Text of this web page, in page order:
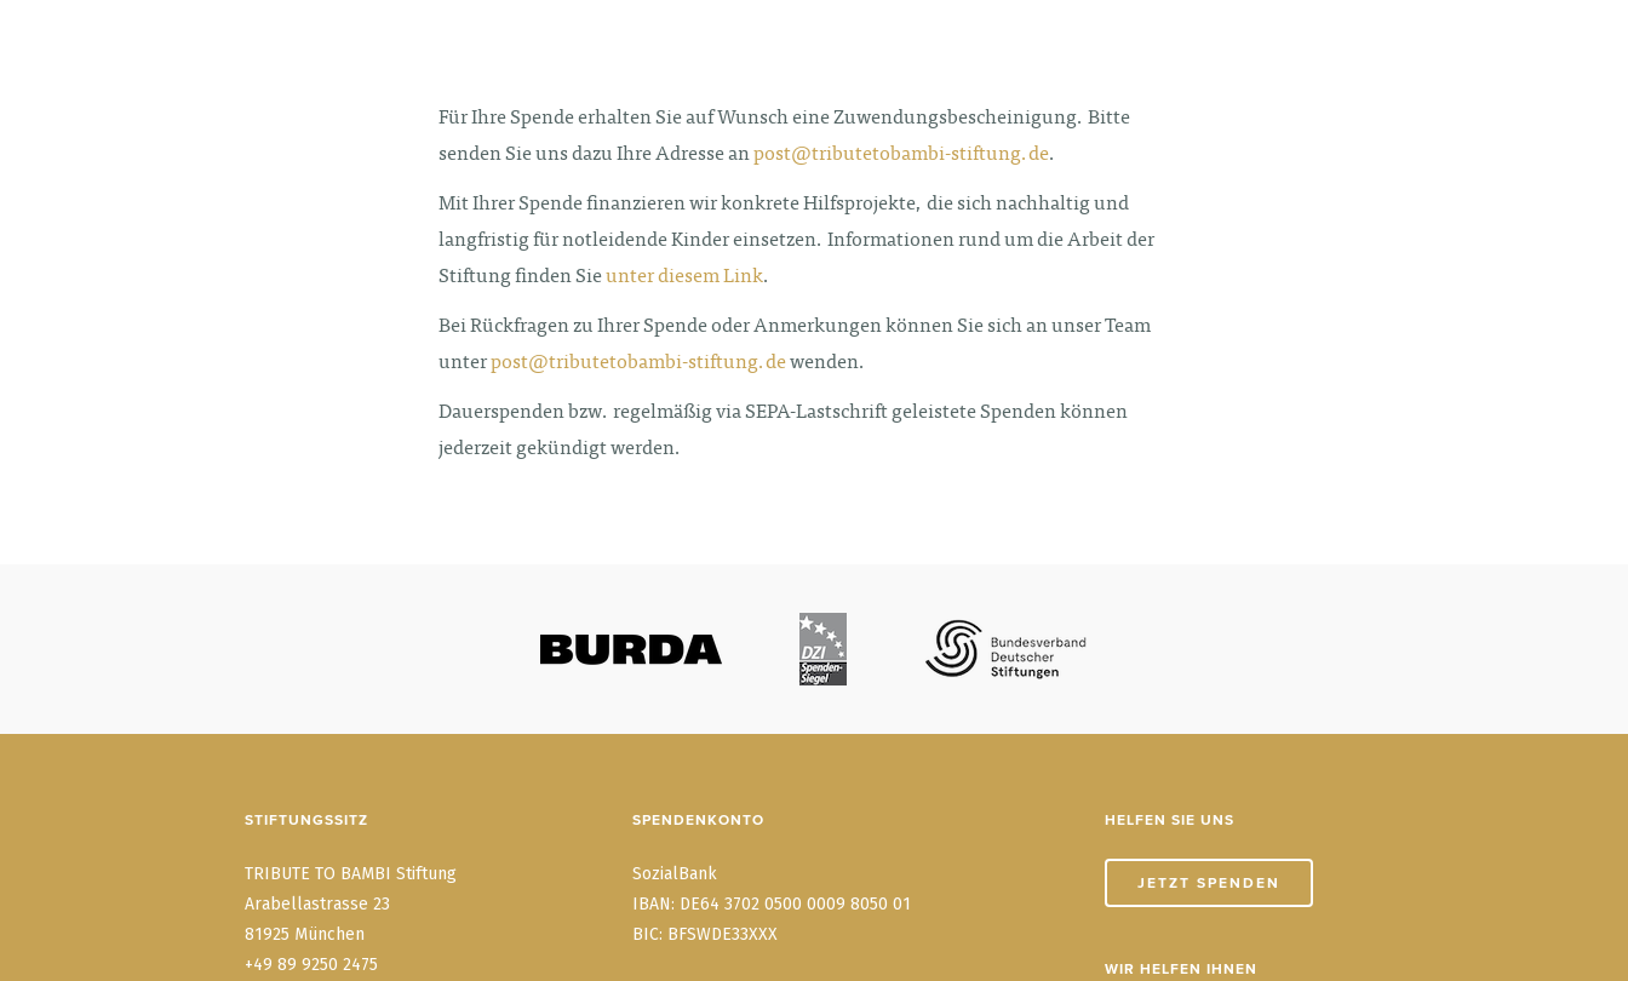
Für Ihre Spende erhalten Sie auf Wunsch eine Zuwendungsbescheinigung. Bitte
senden Sie uns dazu Ihre Adresse anpost@tributetobambi-stiftung.de.
Mit Ihrer Spende finanzieren wir konkrete Hilfsprojekte, die sich nachhaltig und
langfristig für notleidende Kinder einsetzen. Informationen rund um die Arbeit der
Stiftung finden Sieunter diesem Link.
Bei Rückfragen zu Ihrer Spende oder Anmerkungen können Sie sich an unser Team
unterpost@tributetobambi-stiftung.dewenden.
Dauerspenden bzw. regelmäßig via SEPA-Lastschrift geleistete Spenden können
jederzeit gekündigt werden.
STIFTUNGSSITZ
TRIBUTE TO BAMBI Stiftung
Arabellastrasse 23
81925 München
+49 89 9250 2475
SPENDENKONTO
SozialBank
IBAN: DE64 3702 0500 0009 8050 01
BIC: BFSWDE33XXX
HELFEN SIE UNS
JETZT SPENDEN
WIR HELFEN IHNEN